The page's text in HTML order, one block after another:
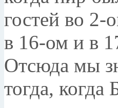
гостей во 2-
в 16-ом и в
Отсюда мы
тогда, когда